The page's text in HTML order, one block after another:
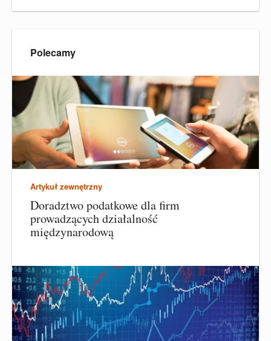
Polecamy
Artykuł zewnętrzny
Doradztwo podatkowe dla firm
prowadzących działalność
międzynarodową